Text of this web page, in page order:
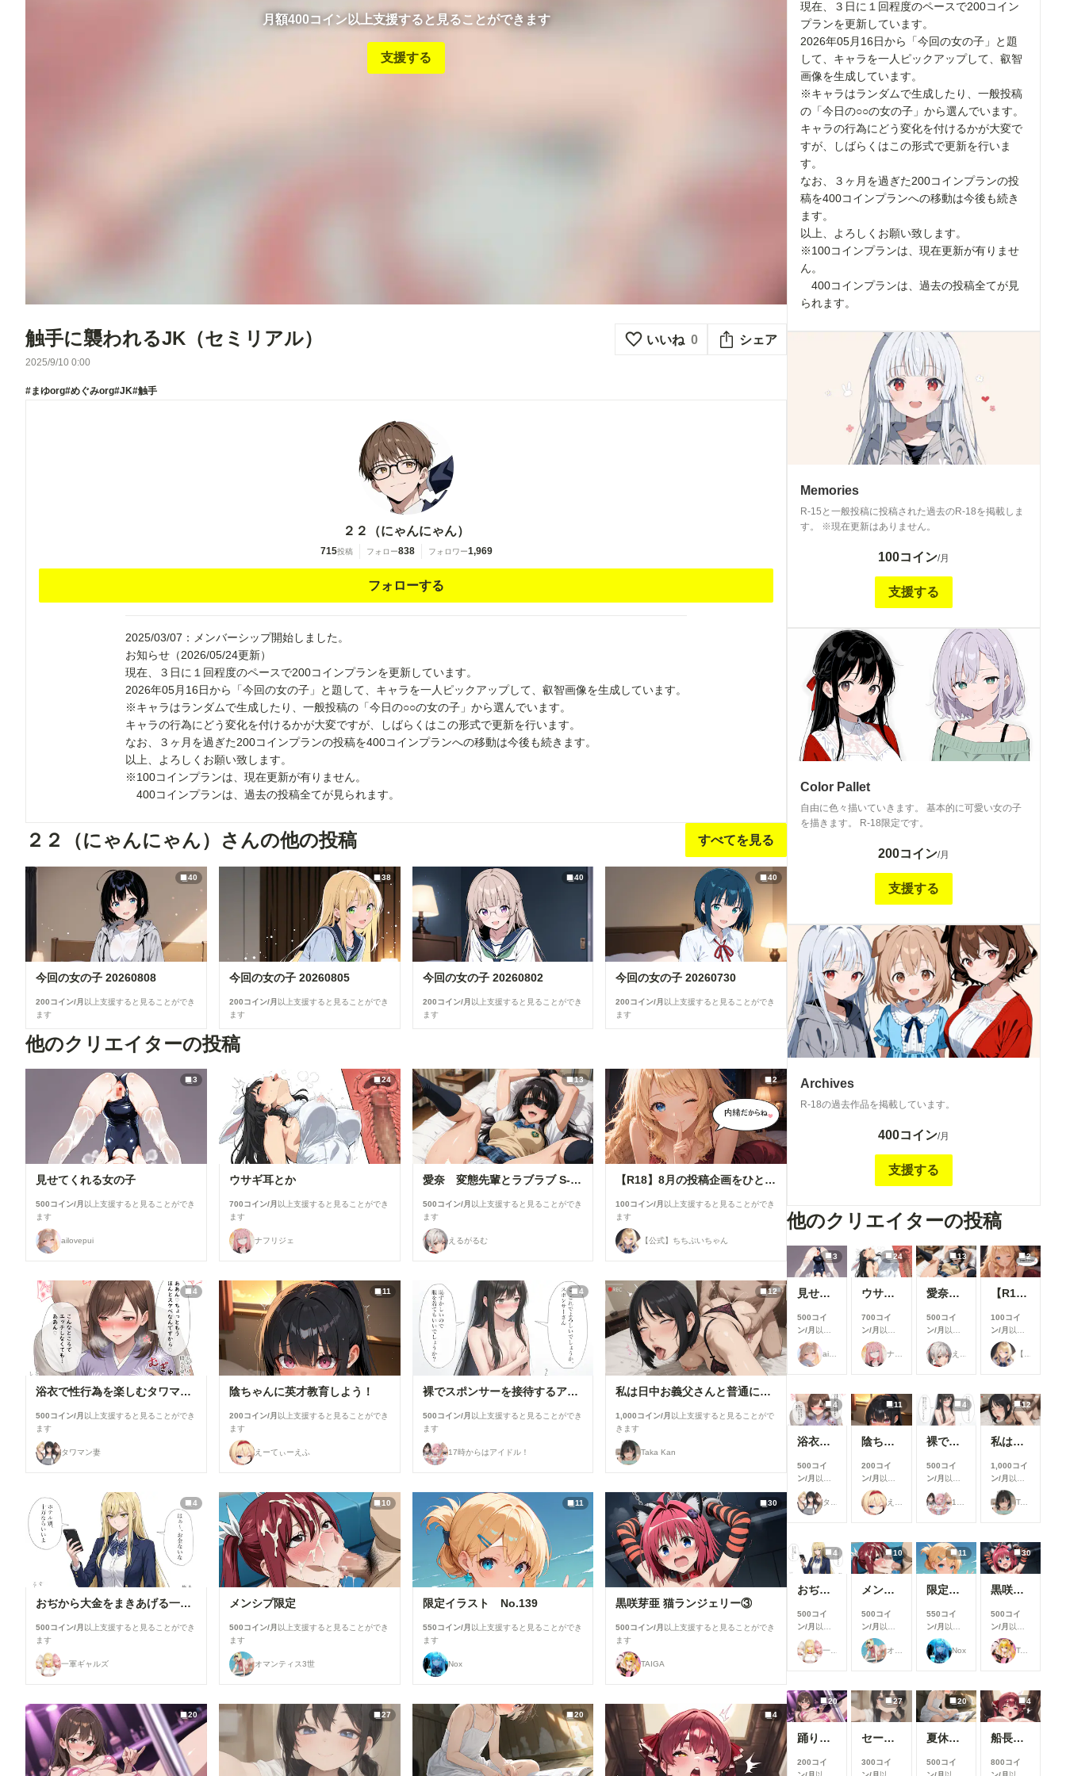
月額400コイン以上支援すると見ることができます
支援する
触手に襲われるJK（セミリアル）
2025/9/10 0:00
#まゆorg#めぐみorg#JK#触手
いいね 0 シェア
２２（にゃんにゃん）
715投稿 フォロー838 フォロワー1,969
フォローする
2025/03/07：メンバーシップ開始しました。
お知らせ（2026/05/24更新）
現在、３日に１回程度のペースで200コインプランを更新しています。
2026年05月16日から「今回の女の子」と題して、キャラを一人ピックアップして、叡智画像を生成しています。
※キャラはランダムで生成したり、一般投稿の「今日の○○の女の子」から選んでいます。
キャラの行為にどう変化を付けるかが大変ですが、しばらくはこの形式で更新を行います。
なお、３ヶ月を過ぎた200コインプランの投稿を400コインプランへの移動は今後も続きます。
以上、よろしくお願い致します。
※100コインプランは、現在更新が有りません。
400コインプランは、過去の投稿全てが見られます。
２２（にゃんにゃん）さんの他の投稿 すべてを見る
40
今回の女の子 20260808
200コイン/月 以上支援すると見ることができ
ます
38
今回の女の子 20260805
200コイン/月 以上支援すると見ることができ
ます
40
今回の女の子 20260802
200コイン/月 以上支援すると見ることができ
ます
40
今回の女の子 20260730
200コイン/月 以上支援すると見ることができ
ます
他のクリエイターの投稿
3
見せてくれる女の子
500コイン/月 以上支援すると見ることができ
ます
ailovepui
24
ウサギ耳とか
700コイン/月 以上支援すると見ることができ
ます
ナフリジェ
13
愛奈 変態先輩とラブラブ S-517
500コイン/月 以上支援すると見ることができ
ます
えるがるむ
2
【R18】8月の投稿企画をひと足先に公開！
100コイン/月 以上支援すると見ることができ
ます
【公式】ちちぷいちゃん
4
浴衣で性行為を楽しむタワマン妻【柳井由花】編
500コイン/月 以上支援すると見ることができ
ます
タワマン妻
11
陰ちゃんに英才教育しよう！
200コイン/月 以上支援すると見ることができ
ます
えーてぃーえふ
4
裸でスポンサーを接待するアイドル【景清帆乃歌】編
500コイン/月 以上支援すると見ることができ
ます
17時からはアイドル！
12
私は日中お義父さんと普通に過ごしてる・・。そういう事にした・・２(12枚）
1,000コイン/月 以上支援すると見ることがで
きます
Taka Kan
4
おぢから大金をまきあげる一軍ギャルズ【黒咲カレン】編
500コイン/月 以上支援すると見ることができ
ます
一軍ギャルズ
10
メンシプ限定
500コイン/月 以上支援すると見ることができ
ます
オマンティス3世
11
限定イラスト No.139
550コイン/月 以上支援すると見ることができ
ます
Nox
30
黒咲芽亜 猫ランジェリー③
500コイン/月 以上支援すると見ることができ
ます
TAIGA
20 27 20 4
現在、３日に１回程度のペースで200コイン
プランを更新しています。
2026年05月16日から「今回の女の子」と題
して、キャラを一人ピックアップして、叡智
画像を生成しています。
※キャラはランダムで生成したり、一般投稿
の「今日の○○の女の子」から選んでいます。
キャラの行為にどう変化を付けるかが大変で
すが、しばらくはこの形式で更新を行いま
す。
なお、３ヶ月を過ぎた200コインプランの投
稿を400コインプランへの移動は今後も続き
ます。
以上、よろしくお願い致します。
※100コインプランは、現在更新が有りませ
ん。
400コインプランは、過去の投稿全てが見
られます。
Memories
R-15と一般投稿に投稿された過去のR-18を掲載しま
す。 ※現在更新はありません。
100コイン/月
支援する
Color Pallet
自由に色々描いていきます。 基本的に可愛い女の子
を描きます。 R-18限定です。
200コイン/月
支援する
Archives
R-18の過去作品を掲載しています。
400コイン/月
支援する
他のクリエイターの投稿
3
見せてくれる女の子
500コイ
ン/月 以上
支援すると
見ることが
できます
24
ウサギ耳とか
700コイ
ン/月 以上
支援すると
見ることが
できます
13
愛奈 変態先輩とラブラブ S-517
500コイ
ン/月 以上
支援すると
見ることが
できます
2
【R18】8月の投稿企画をひと足先に公開！
100コイ
ン/月 以上
支援すると
見ることが
できます
4
浴衣で性行為を楽しむタワマン妻【柳井由花】編
500コイ
ン/月 以上
支援すると
見ることが
できます
11
陰ちゃんに英才教育しよう！
200コイ
ン/月 以上
支援すると
見ることが
できます
4
裸でスポンサーを接待するアイドル【景清帆乃歌】編
500コイ
ン/月 以上
支援すると
見ることが
できます
12
私は日中お義父さんと普通に過ごしてる・・。そういう事にした・・２(12枚）
1,000コイ
ン/月 以上
支援すると
見ることが
できます
Taka Kan
4
おぢから大金をまきあげる一軍ギャルズ【黒咲カレン】編
500コイ
ン/月 以上
支援すると
見ることが
できます
10
メンシプ限定
500コイ
ン/月 以上
支援すると
見ることが
できます
11
限定イラスト No.139
550コイ
ン/月 以上
支援すると
見ることが
できます
Nox
30
黒咲芽亜 猫ランジェリー③
500コイ
ン/月 以上
支援すると
見ることが
できます
TAIGA
20
踊り子さん
200コイ
27
セーラーちゃんと先生 26-08-04
300コイ
20
夏休みに覚えたこと
500コイ
4
船長のズボズボおなにー♪
800コイ